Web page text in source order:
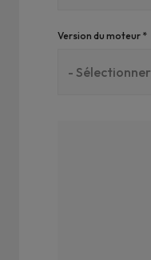
Version du moteur *